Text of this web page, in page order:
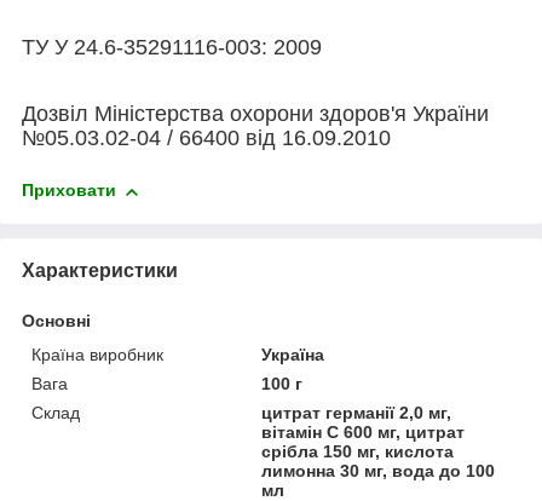
ТУ У 24.6-35291116-003: 2009
Дозвіл Міністерства охорони здоров'я України
№05.03.02-04 / 66400 від 16.09.2010
Приховати
Характеристики
Основні
Країна виробник
Україна
Вага
100 г
Склад
цитрат германії 2,0 мг,
вітамін С 600 мг, цитрат
срібла 150 мг, кислота
лимонна 30 мг, вода до 100
мл